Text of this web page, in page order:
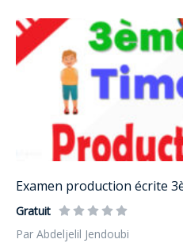
Examen production écrite
Gratuit
Par Abdeljelil Jendoubi